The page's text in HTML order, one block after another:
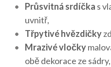
Průsvitná srdíčka s
uvnitř,
Třpytivé hvězdičky
Mrazivé vločky
obě dekorace ze sádry,